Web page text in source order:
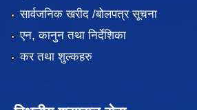
सार्वजनिक खरीद /बोलपत्र सूचना
एन, कानुन तथा निर्देशिका
कर तथा शुल्कहरु